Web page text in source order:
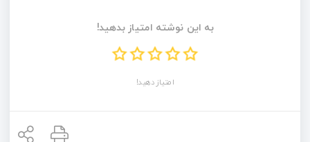
به این نوشته امتیاز بدهید!
امتیاز دهید!